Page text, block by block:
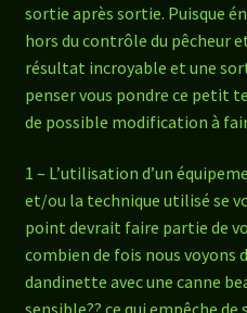
sortie après sortie. Puisque
hors du contrôle du pêcheur
résultat incroyable et une
penser vous pondre ce petit
de possible modification à
1 – L’utilisation d’un
et/ou la technique utilisé se
point devrait faire partie de
combien de fois nous voyons
dandinette avec une canne